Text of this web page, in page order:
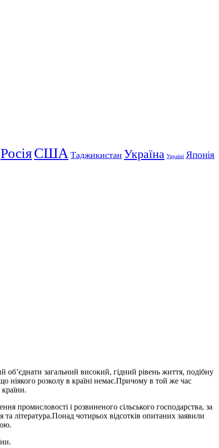
РосіяСША Таджикистан Україна Україні Японія
об’єднати загальний високий, гідний рівень життя, подібну
ніякого розколу в країні немає.Причому в той же час
промисловості і розвиненого сільського господарства, за
та література.Понад чотирьох відсотків опитаних заявили